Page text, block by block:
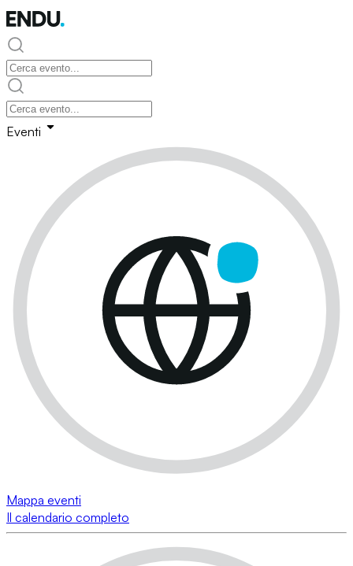
Eventi
Mappa eventi
Il calendario completo